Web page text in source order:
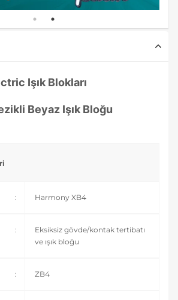
Işık Blokları
Beyaz Işık Bloğu
: Harmony XB4
:
Eksiksiz gövde/kontak tertibatı
ve ışık bloğu
: ZB4